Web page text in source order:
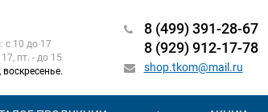
с 10 до 17
пт. - до 15
8 (499) 391-28-67
8 (929) 912-17-78
shop.tkom@mail.ru